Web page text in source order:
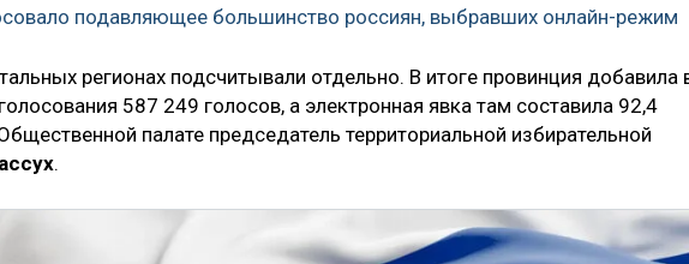
подавляющее большинство россиян, выбравших онлайн-режим
регионах подсчитывали отдельно. В итоге провинция добавила
587 249 голосов, а электронная явка там составила 92,4
палате председатель территориальной избирательной
.